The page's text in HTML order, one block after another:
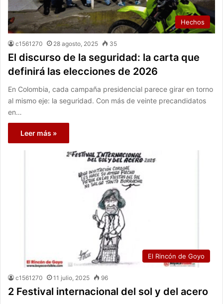
Hechos
c1561270 28 agosto, 2025 35
El discurso de la seguridad: la carta que
definirá las elecciones de 2026
En Colombia, cada campaña presidencial parece girar en torno
al mismo eje: la seguridad. Con más de veinte precandidatos
en…
Leer más »
El Rincón de Goyo
c1561270 11 julio, 2025 96
2 Festival internacional del sol y del acero